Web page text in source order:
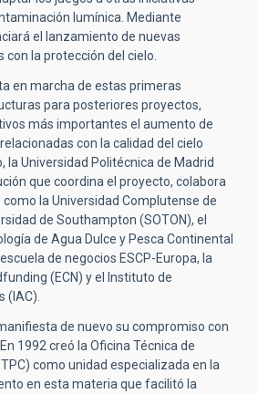
lumínica. Mediante
el lanzamiento de nuevas
la protección del cielo.
en marcha de estas primeras
para posteriores proyectos,
más importantes el aumento de
con la calidad del cielo
la Universidad Politécnica de Madrid
que coordina el proyecto, colabora
la Universidad Complutense de
de Southampton (SOTON), el
de Agua Dulce y Pesca Continental
escuela de negocios ESCP-Europa, la
(ECN) y el Instituto de
(IAC).
de nuevo su compromiso con
1992 creó la Oficina Técnica de
como unidad especializada en la
en esta materia que facilitó la